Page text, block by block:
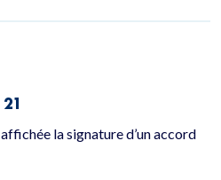
la signature d’un accord